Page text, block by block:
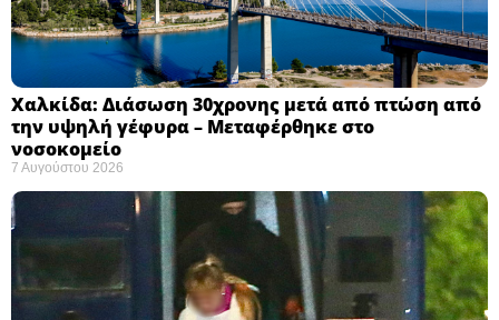
Χαλκίδα: Διάσωση 30χρονης μετά από πτώση από
την υψηλή γέφυρα – Μεταφέρθηκε στο
νοσοκομείο ​
7 Αυγούστου 2026